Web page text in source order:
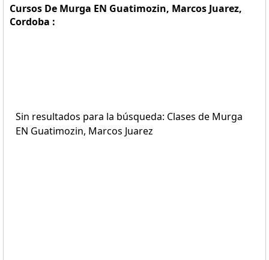
Cursos De Murga EN Guatimozin, Marcos Juarez,
Cordoba :
Sin resultados para la búsqueda: Clases de Murga
EN Guatimozin, Marcos Juarez